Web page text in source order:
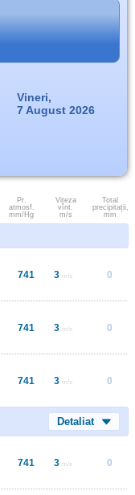
Vineri,
7 August 2026
Pr.
atmosf.
mm/Hg
Viteza
vînt.
m/s
Total
precipitații,
mm
741 3 m/s 0
741 3 m/s 0
741 3 m/s 0
Detaliat
741 3 m/s 0